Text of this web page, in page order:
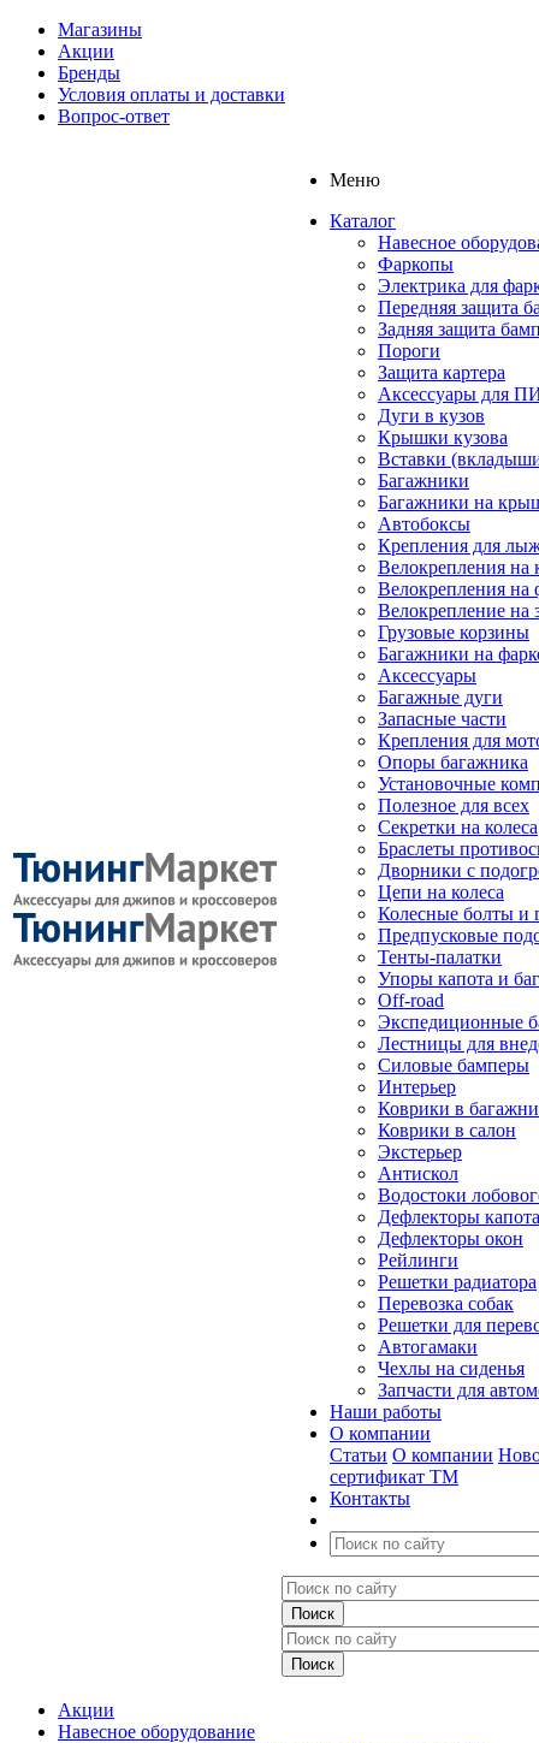
Магазины
Акции
Бренды
Условия оплаты и доставки
Вопрос-ответ
Меню
Каталог
Навесное
Фаркопы
Электрика для
Передняя защита
Задняя защита
Пороги
Защита картера
Аксессуары для
Дуги в кузов
Крышки кузова
Вставки
Багажники
Багажники на
Автобоксы
Крепления для
Велокрепления
Велокрепления на
Велокрепление на
Грузовые корзины
Багажники на
Аксессуары
Багажные дуги
Запасные части
Крепления для
Опоры багажника
Установочные
Полезное для всех
Секретки на колеса
Браслеты
Дворники с
Цепи на колеса
Колесные болты и
Предпусковые
Тенты-палатки
Упоры капота и
Off-road
Экспедиционные
Лестницы для
Силовые бамперы
Интерьер
Коврики в
Коврики в салон
Экстерьер
Антискол
Водостоки
Дефлекторы капота
Дефлекторы окон
Рейлинги
Решетки радиатора
Перевозка собак
Решетки для
Автогамаки
Чехлы на сиденья
Запчасти для
Наши работы
О компании
Статьи О компании
сертификат ТМ
Контакты
Акции
Навесное оборудование